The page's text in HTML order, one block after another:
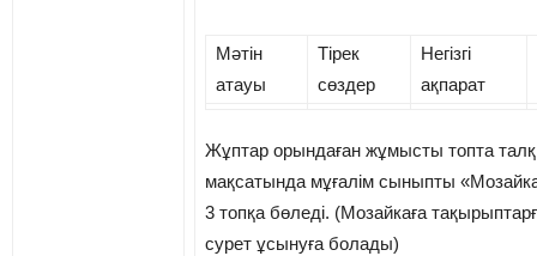
Мәтін
атауы
Тірек
сөздер
Негізгі
ақпарат
Жұптар орындаған жұмысты топта
мақсатында мұғалім сыныпты
3 топқа бөледі. (Мозайкаға
сурет ұсынуға болады)